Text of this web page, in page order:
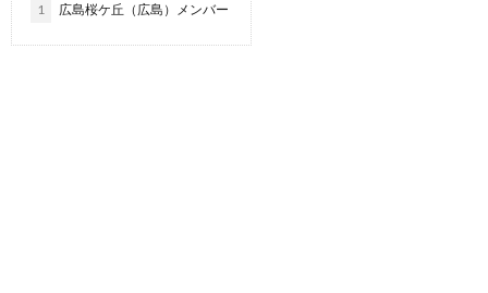
1 広島桜ケ丘（広島）メンバー